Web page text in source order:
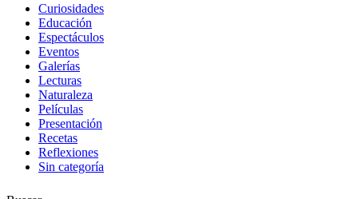
Curiosidades
Educación
Espectáculos
Eventos
Galerías
Lecturas
Naturaleza
Películas
Presentación
Recetas
Reflexiones
Sin categoría